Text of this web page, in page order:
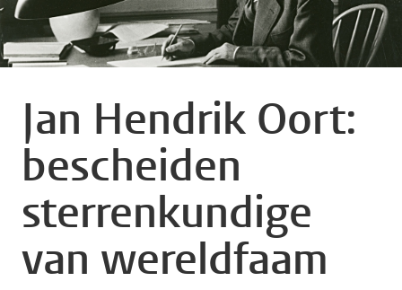
Jan Hendrik Oort:
bescheiden
sterrenkundige
van wereldfaam